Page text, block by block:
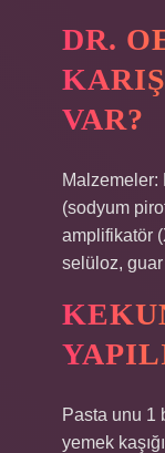
DR.
VAR?
Malzemeler:
(sodyum
amplifikatör
selüloz, guar
Pasta unu 1
yemek